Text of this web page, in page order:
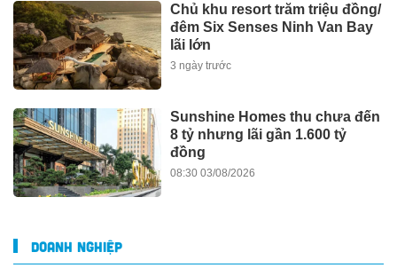
Chủ khu resort trăm triệu đồng/
đêm Six Senses Ninh Van Bay
lãi lớn
3 ngày trước
Sunshine Homes thu chưa đến
8 tỷ nhưng lãi gần 1.600 tỷ
đồng
08:30 03/08/2026
DOANH NGHIỆP